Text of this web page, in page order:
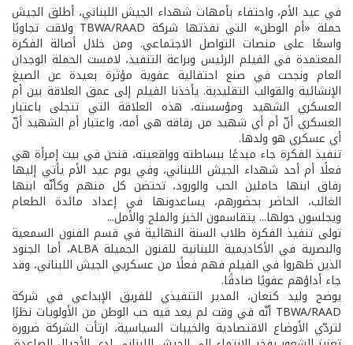
في عيد الأم، واحتفاء بأمهات شهداء الجيش اللبناني، أطلق الجيش
حملة «أم الوطن» التي نفذتها شركة TBWA/RAAD ولاقت تجاوبًا
واسعًا على منصات التواصل الاجتماعي. ومن خلال أصالة الفكرة
المعتمدة في الفيلم الرئيس وبراعة التنفيذ، لامست الحملة الوجدان
العام ونجحت في صنع احتفالية عفوية مؤثرة بعيدة عن الصيغ
الإنشائية والقوالب التقليدية. يأخذنا الفيلم إلى عمق العلاقة بين أم
العسكري الشهيد ومؤسسته، هذه العلاقة التي تتجلى باعتبار
العسكري أنّ أم أي شهيد من رفاقه هي أمه، واعتبار أم الشهيد أنّ
أي عسكري هو ولدها.
تنفيذ الفكرة جاء مبدعًا ببساطته وواقعيته، فنحن في بيت إمرأة هي
فعلًا أم أحد شهداء الجيش اللبناني، وفي يوم عيد الأم يأتي إليها
رفاق ابنها حاملين الحب والورود، تحتضن كل منهم وكأنّه ابنها
الغائب، الحاضر بحضورهم، يساعدونها في إعداد مائدة الطعام
ويجلسون حولها... يتقاسمون الخبز والملح والأمل...
تولى تنفيذ الفكرة طلاب السنة النهائية في قسم الفنون السمعية
والبصرية في الأكاديمية اللبنانية للفنون الجميلة ALBA، أما الجنود
الذين ظهروا في الفيلم فهم فعلًا من عسكريي الجيش اللبناني، وقد
جاء أداؤهم عفويًا صادقًا.
يوضح وليد كنعان، المدير التنفيذي للفريق الإبداعي في شركة
TBWA/RAAD أنّه في وقت لم يعد فيه حب الوطن من الأولويات نظرًا
لتردّي الأوضاع الاقتصادية والخيبات السياسية، ارتأت الشركة ضرورة